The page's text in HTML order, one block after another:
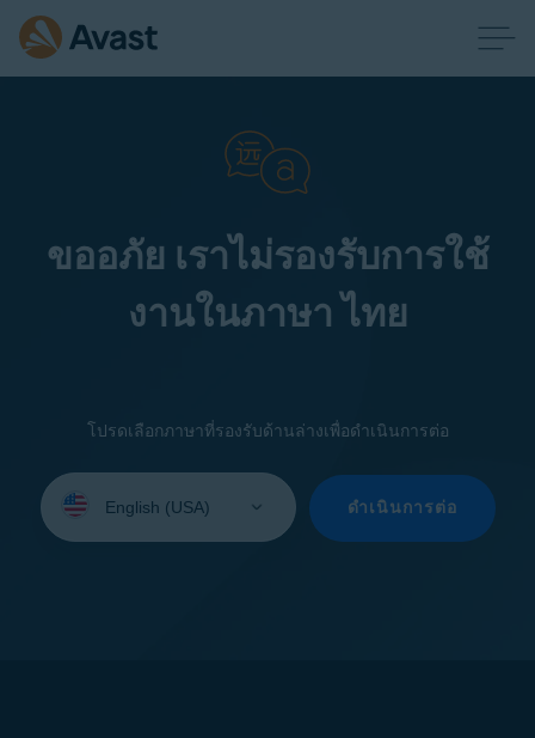
ขออภัย เราไม่รองรับการใช้
งานในภาษา ไทย
โปรดเลือกภาษาที่รองรับด้านล่างเพื่อดำเนินการต่อ
your
ดำเนินการต่อ